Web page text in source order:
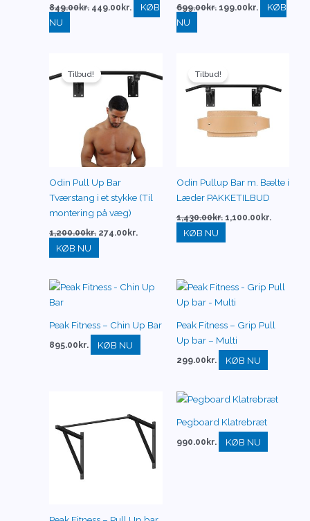
849.00kr. 449.00 kr.
KØB
NU
699.00kr. 199.00 kr.
KØB
NU
Tilbud!
Odin Pull Up Bar
Tværstang i et stykke (Til
montering på væg)
1,200.00kr.
oprindelige
pris
1,200.00kr..
274.00 kr.
aktuelle
pris
er:
KØB NU
Tilbud!
Odin Pullup Bar m. Bælte i
Læder PAKKETILBUD
1,430.00kr.
pris
var:
1,430.00kr..
1,100.00 kr.
er:
KØB NU
Peak Fitness – Chin Up Bar
895.00 kr. KØB NU
Peak Fitness – Grip Pull
Up bar – Multi
299.00 kr. KØB NU
Pegboard Klatrebræt
990.00 kr. KØB NU